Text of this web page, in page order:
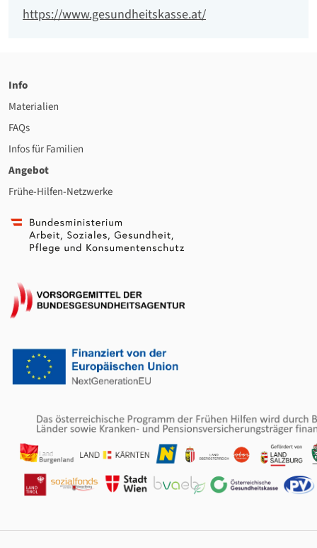
Website
https://www.gesundheitskasse.at/
Info
Materialien
FAQs
Infos für Familien
Angebot
Frühe-Hilfen-Netzwerke